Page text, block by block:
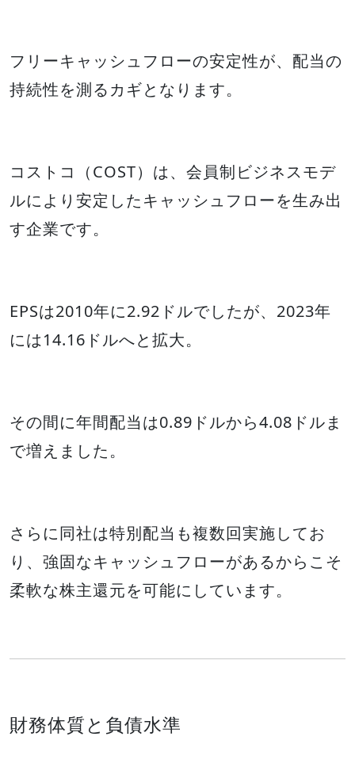
フリーキャッシュフローの安定性が、配当の
持続性を測るカギとなります。
コストコ（COST）は、会員制ビジネスモデ
ルにより安定したキャッシュフローを生み出
す企業です。
EPSは2010年に2.92ドルでしたが、2023年
には14.16ドルへと拡大。
その間に年間配当は0.89ドルから4.08ドルま
で増えました。
さらに同社は特別配当も複数回実施してお
り、強固なキャッシュフローがあるからこそ
柔軟な株主還元を可能にしています。
財務体質と負債水準